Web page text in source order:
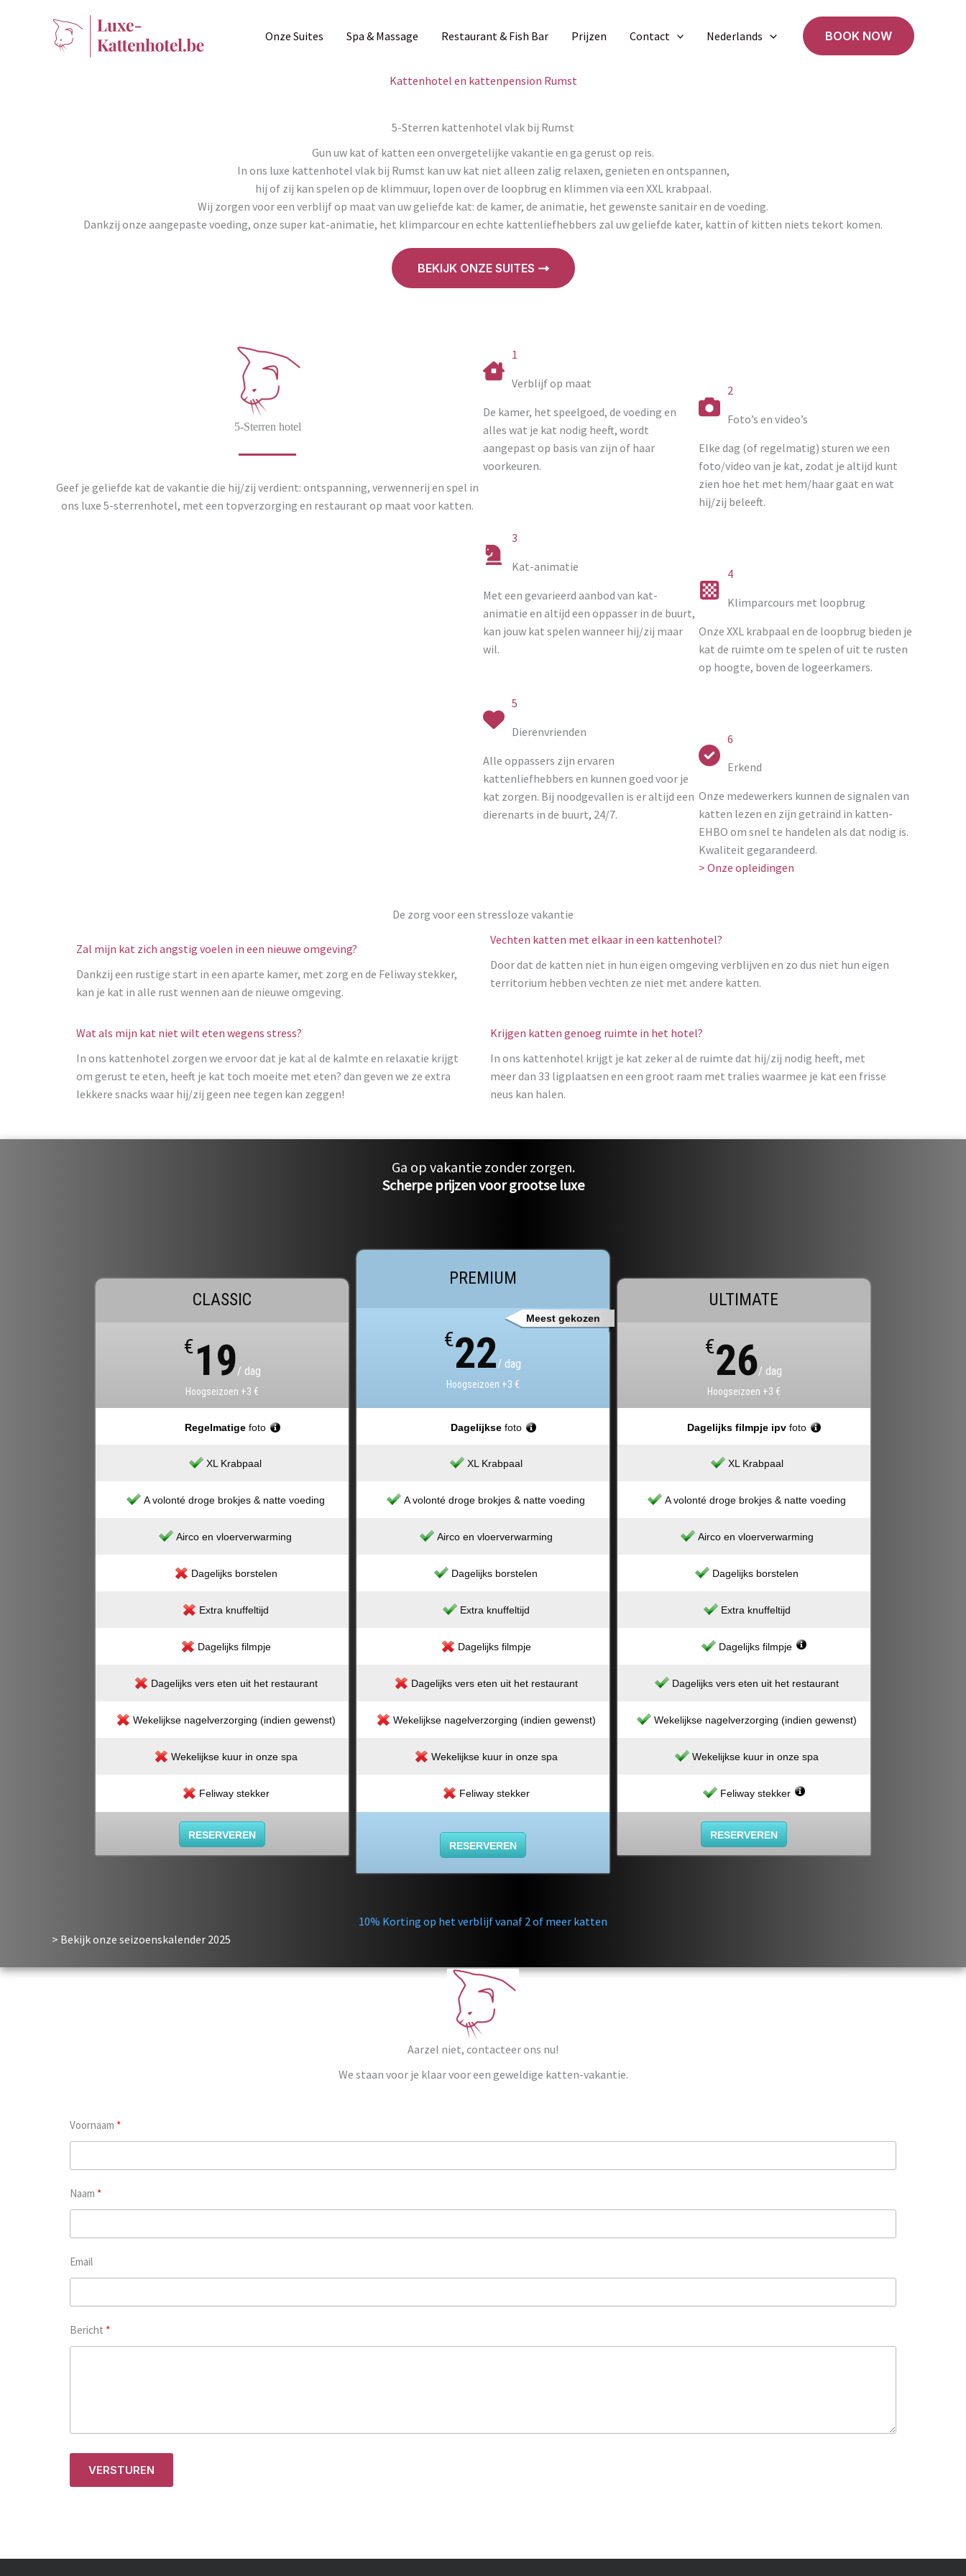
Onze Suites Spa & Massage Restaurant & Fish Bar Prijzen Contact Nederlands BOOK NOW
Kattenhotel en kattenpension Rumst
5-Sterren kattenhotel vlak bij Rumst
Gun uw kat of katten een onvergetelijke vakantie en ga gerust op reis.
In ons luxe kattenhotel vlak bij Rumst kan uw kat niet alleen zalig relaxen, genieten en ontspannen,
hij of zij kan spelen op de klimmuur, lopen over de loopbrug en klimmen via een XXL krabpaal.
Wij zorgen voor een verblijf op maat van uw geliefde kat: de kamer, de animatie, het gewenste sanitair en de voeding.
Dankzij onze aangepaste voeding, onze super kat-animatie, het klimparcour en echte kattenliefhebbers zal uw geliefde kater, kattin of kitten niets tekort komen.
BEKIJK ONZE SUITES
5-Sterren hotel
Geef je geliefde kat de vakantie die hij/zij verdient: ontspanning, verwennerij en spel in
ons luxe 5-sterrenhotel, met een topverzorging en restaurant op maat voor katten.
1
Verblijf op maat
De kamer, het speelgoed, de voeding en
alles wat je kat nodig heeft, wordt
aangepast op basis van zijn of haar
voorkeuren.
2
Foto’s en video’s
Elke dag (of regelmatig) sturen we een
foto/video van je kat, zodat je altijd kunt
zien hoe het met hem/haar gaat en wat
hij/zij beleeft.
3
Kat-animatie
Met een gevarieerd aanbod van kat-
animatie en altijd een oppasser in de buurt,
kan jouw kat spelen wanneer hij/zij maar
wil.
4
Klimparcours met loopbrug
Onze XXL krabpaal en de loopbrug bieden je
kat de ruimte om te spelen of uit te rusten
op hoogte, boven de logeerkamers.
5
Dierenvrienden
Alle oppassers zijn ervaren
kattenliefhebbers en kunnen goed voor je
kat zorgen. Bij noodgevallen is er altijd een
dierenarts in de buurt, 24/7.
6
Erkend
Onze medewerkers kunnen de signalen van
katten lezen en zijn getraind in katten-
EHBO om snel te handelen als dat nodig is.
Kwaliteit gegarandeerd.
> Onze opleidingen
De zorg voor een stressloze vakantie
Zal mijn kat zich angstig voelen in een nieuwe omgeving?
Dankzij een rustige start in een aparte kamer, met zorg en de Feliway stekker,
kan je kat in alle rust wennen aan de nieuwe omgeving.
Vechten katten met elkaar in een kattenhotel?
Door dat de katten niet in hun eigen omgeving verblijven en zo dus niet hun eigen
territorium hebben vechten ze niet met andere katten.
Wat als mijn kat niet wilt eten wegens stress?
In ons kattenhotel zorgen we ervoor dat je kat al de kalmte en relaxatie krijgt
om gerust te eten, heeft je kat toch moeite met eten? dan geven we ze extra
lekkere snacks waar hij/zij geen nee tegen kan zeggen!
Krijgen katten genoeg ruimte in het hotel?
In ons kattenhotel krijgt je kat zeker al de ruimte dat hij/zij nodig heeft, met
meer dan 33 ligplaatsen en een groot raam met tralies waarmee je kat een frisse
neus kan halen.
Ga op vakantie zonder zorgen.
Scherpe prijzen voor grootse luxe
CLASSIC
€19/ dag
Hoogseizoen +3 €
Regelmatige foto
XL Krabpaal
A volonté droge brokjes & natte voeding
Airco en vloerverwarming
Dagelijks borstelen
Extra knuffeltijd
Dagelijks filmpje
Dagelijks vers eten uit het restaurant
Wekelijkse nagelverzorging (indien gewenst)
Wekelijkse kuur in onze spa
Feliway stekker
RESERVEREN
Meest gekozen
PREMIUM
€22/ dag
Hoogseizoen +3 €
Dagelijkse foto
XL Krabpaal
A volonté droge brokjes & natte voeding
Airco en vloerverwarming
Dagelijks borstelen
Extra knuffeltijd
Dagelijks filmpje
Dagelijks vers eten uit het restaurant
Wekelijkse nagelverzorging (indien gewenst)
Wekelijkse kuur in onze spa
Feliway stekker
RESERVEREN
ULTIMATE
€26/ dag
Hoogseizoen +3 €
Dagelijks filmpje ipv foto
XL Krabpaal
A volonté droge brokjes & natte voeding
Airco en vloerverwarming
Dagelijks borstelen
Extra knuffeltijd
Dagelijks filmpje
Dagelijks vers eten uit het restaurant
Wekelijkse nagelverzorging (indien gewenst)
Wekelijkse kuur in onze spa
Feliway stekker
RESERVEREN
10% Korting op het verblijf vanaf 2 of meer katten
> Bekijk onze seizoenskalender 2025
Aarzel niet, contacteer ons nu!
We staan voor je klaar voor een geweldige katten-vakantie.
Voornaam
Naam
Email
Bericht
VERSTUREN